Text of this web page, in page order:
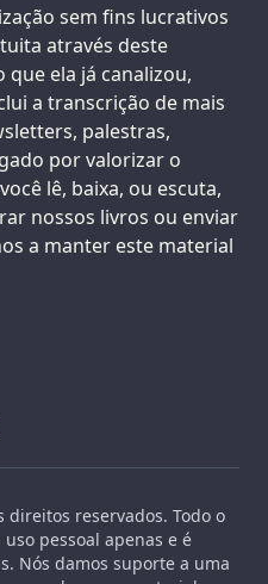
sem fins lucrativos
através deste
ela já canalizou,
a transcrição de mais
palestras,
por valorizar o
lê, baixa, ou escuta,
nossos livros ou enviar
a manter este material
direitos reservados. Todo o
pessoal apenas e é
Nós damos suporte a uma